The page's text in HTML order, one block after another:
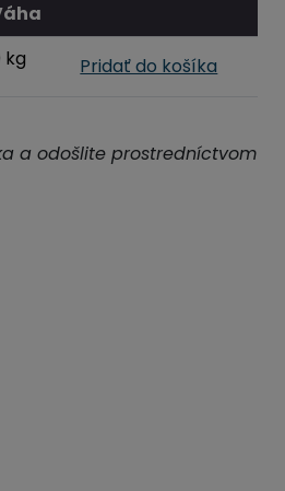
kg Pridať do košíka
a odošlite prostredníctvom